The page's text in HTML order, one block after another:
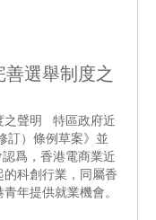
選舉制度之
之聲明 特區政府近
訂）條例草案》並
爲，香港電商業近
科創行業，同屬香
年提供就業機會。